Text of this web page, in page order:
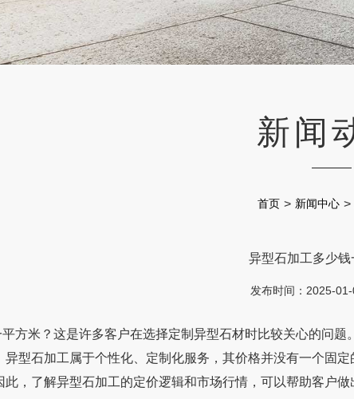
新闻
首页 > 新闻中心 >
异型石加工多少钱一
发布时间：2025-
米？这是许多客户在选择定制异型石材时比较关心的问题
型石加工属于个性化、定制化服务，其价格并没有一个固定
此，了解异型石加工的定价逻辑和市场行情，可以帮助客户